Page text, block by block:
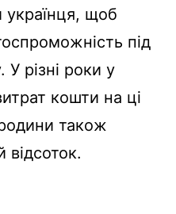
українця, щоб
під
У різні роки у
кошти на ці
також
відсоток.